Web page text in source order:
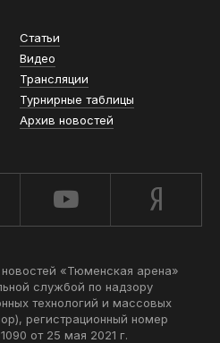
Статьи
Видео
Трансляции
Турнирные таблицы
Архив новостей
«Тюменская арена»
службой по надзору
технологий и массовых
регистрационный номер
от 25 мая 2021 г.